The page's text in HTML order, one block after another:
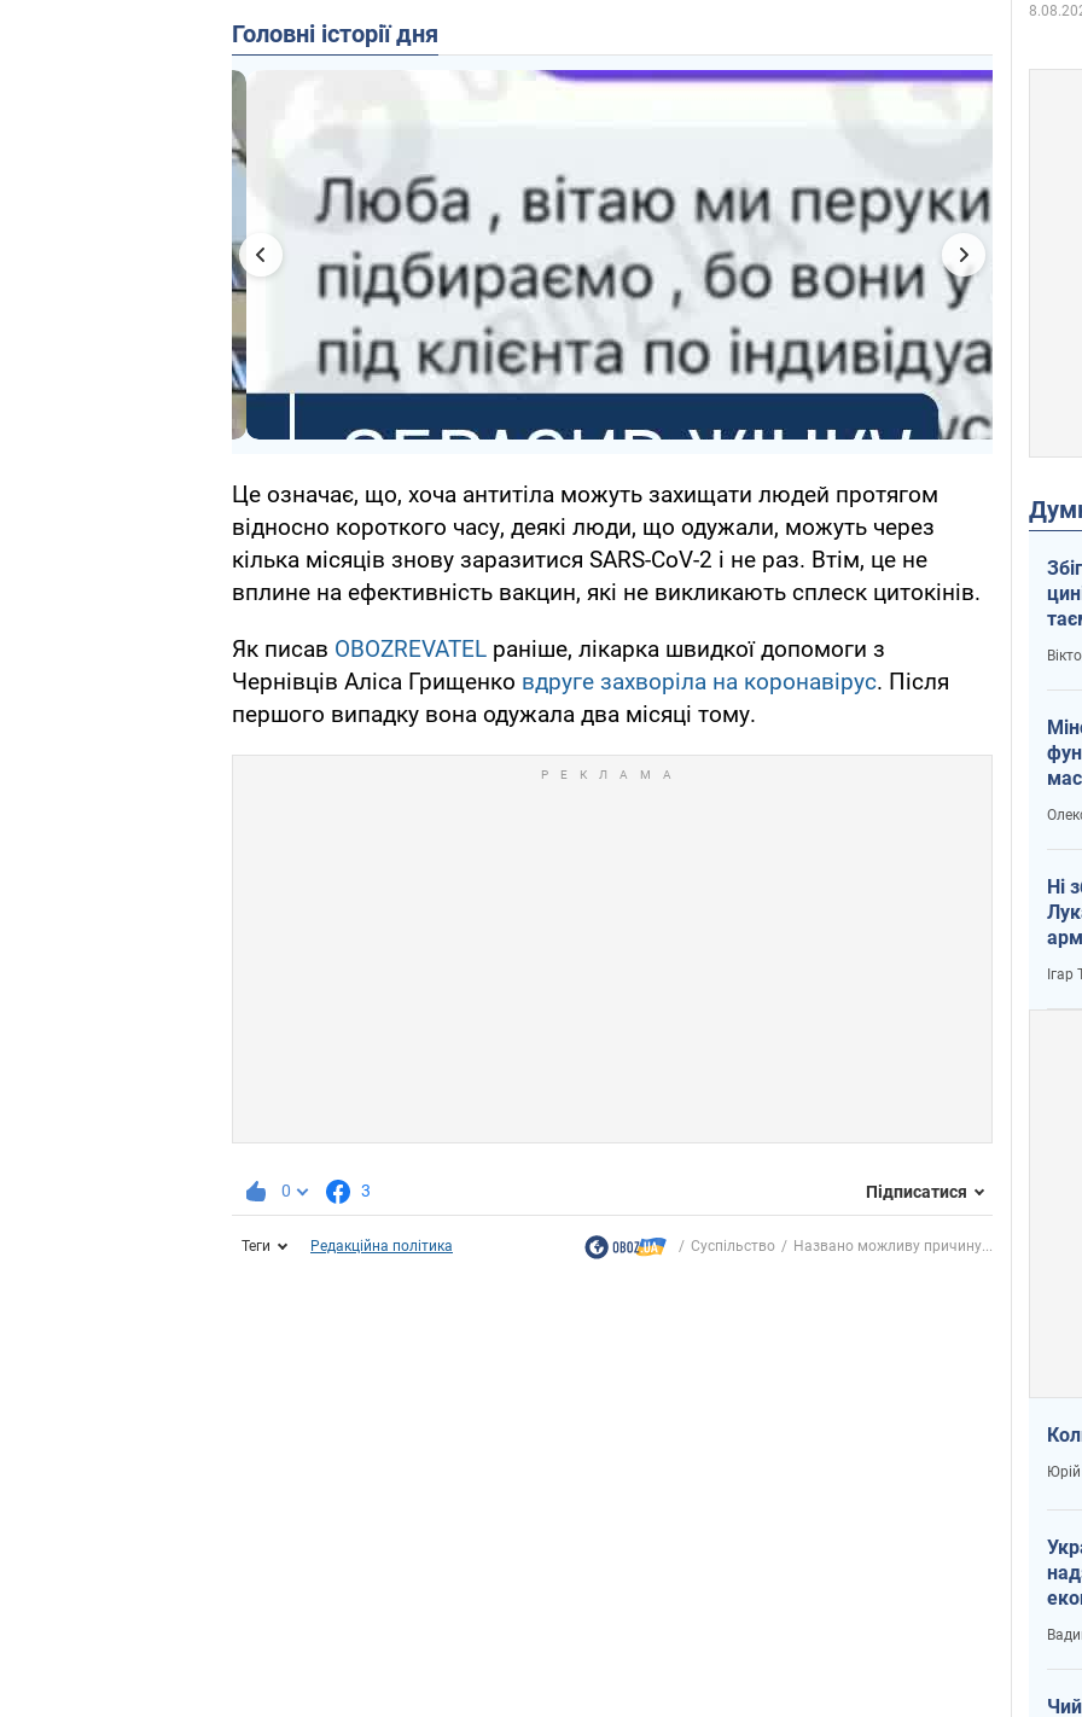
Головні історії дня
Це означає, що, хоча антитіла можуть захищати людей протягом
відносно короткого часу, деякі люди, що одужали, можуть через
кілька місяців знову заразитися SARS-CoV-2 і не раз. Втім, це не
вплине на ефективність вакцин, які не викликають сплеск цитокінів.
Як писав OBOZREVATEL раніше, лікарка швидкої допомоги з
Чернівців Аліса Грищенко вдруге захворіла на коронавірус. Після
першого випадку вона одужала два місяці тому.
0 3 Підписатися
Теги Редакційна політика Суспільство Названо можливу причину...
і
Ні